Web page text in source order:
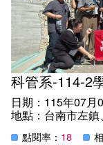
本屆畢業生成績
「長青好學獎」
「學藝優異獎」
「學藝優異獎」
展現本系學生堅
值得一提的是，本
長，於畢業典禮中
冠，並由校長親自
努力學習的肯定，
科管系-114-2
日期：115年07月
地點：台南市左
為引導學生瞭解科
點閱率： 18